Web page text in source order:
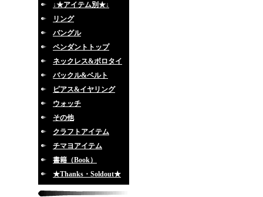
↓★アイテム別★↓
リング
バングル
ペンダントトップ
ネックレス&ボロタイ
バックル&ベルト
ピアス&イヤリング
ウォッチ
その他
クラフトアイテム
チマヨアイテム
書籍（Book）
★Thanks・Soldout★